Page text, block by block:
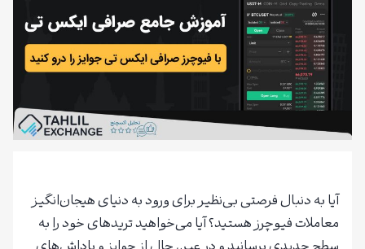
آیا به دنبال فرصتی بی‌نظیر برای ورود به دنیای هیجان‌انگیز
معاملات فیوچرز هستید؟ آیا می‌خواهید تریدهای خود را به